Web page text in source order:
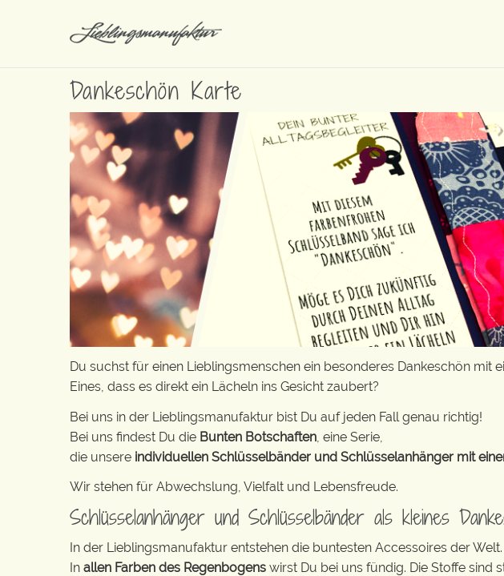
Dankeschön Karte
Du suchst für einen Lieblingsmenschen ein besonderes Dankeschön mit
Eines, dass es direkt ein Lächeln ins Gesicht zaubert?
Bei uns in der Lieblingsmanufaktur bist Du auf jeden Fall genau richtig!
Bei uns findest Du die Bunten Botschaften , eine Serie,
die unsere individuellen Schlüsselbänder und Schlüsselanhänger mit
Wir stehen für Abwechslung, Vielfalt und Lebensfreude.
Schlüsselanhänger und Schlüsselbänder als kleines
In der Lieblingsmanufaktur entstehen die buntesten Accessoires der Welt.
In allen Farben des Regenbogens wirst Du bei uns fündig. Die Stoffe sind